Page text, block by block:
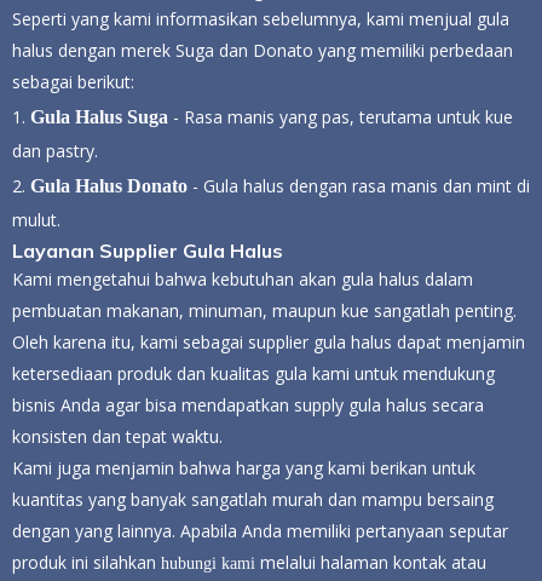
Seperti yang kami informasikan sebelumnya, kami menjual gula
halus dengan merek Suga dan Donato yang memiliki perbedaan
sebagai berikut:
1. Gula Halus Suga - Rasa manis yang pas, terutama untuk kue
dan pastry.
2. Gula Halus Donato - Gula halus dengan rasa manis dan mint di
mulut.
Layanan Supplier Gula Halus
Kami mengetahui bahwa kebutuhan akan gula halus dalam
pembuatan makanan, minuman, maupun kue sangatlah penting.
Oleh karena itu, kami sebagai supplier gula halus dapat menjamin
ketersediaan produk dan kualitas gula kami untuk mendukung
bisnis Anda agar bisa mendapatkan supply gula halus secara
konsisten dan tepat waktu.
Kami juga menjamin bahwa harga yang kami berikan untuk
kuantitas yang banyak sangatlah murah dan mampu bersaing
dengan yang lainnya. Apabila Anda memiliki pertanyaan seputar
produk ini silahkan hubungi kami melalui halaman kontak atau